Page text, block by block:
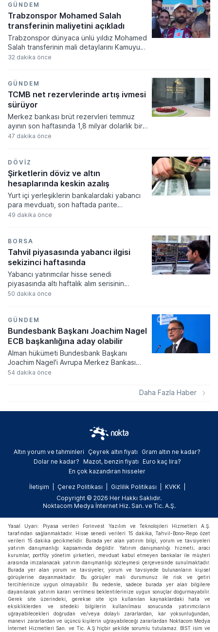
GÜNDEM
Trabzonspor Mohamed Salah
transferinin maliyetini açıkladı
Trabzonspor dünyaca ünlü yıldız Mohamed
Salah transferinin mali detaylarını Kamuyu
Aydınlatma Platformu üzerinden duyurdu.
ücret, imza parası ve mağaza satışlarından
verilecek paylar resmiyet kazandı.
32 dakika önce
GÜNDEM
TCMB net rezervlerinde artış ivmesi
sürüyor
Merkez bankası brüt rezervleri temmuz
ayının son haftasında 1,8 milyar dolarlık bir
artış kaydederek 164,4 milyar dolar
hariç net rezervlerde de yukarı yönlü ivme
devam etti.
47 dakika önce
DÖVIZ
Şirketlerin döviz ve altın
hesaplarında keskin azalış
Yurt içi yerleşiklerin bankalardaki yabancı
para mevduatı, son haftada parite
etkisinden arındırılmış verilerle 3 milyar 548
toplam büyüklüğü 223 milyar 80 milyon
dolar seviyesinden 220 milyar 346 milyon
dolar seviyesine indi.
49 dakika önce
BORSA
Tahvil piyasasında yabancı ilgisi
sekizinci haftasında
Yabancı yatırımcılar hisse senedi
piyasasında altı haftalık alım serisinin
ardından satış tarafına geçerken, tahvil
verilerine göre piyasalarda sermaye
hareketliliği devam ediyor.
50 dakika önce
GÜNDEM
Bundesbank Başkanı Joachim Nagel
ECB başkanlığına aday olabilir
Alman hükümeti Bundesbank Başkanı
Joachim Nagel'i Avrupa Merkez Bankası
liderliği için aday göstermeye hazırlanıyor.
54 dakika önce
Daha Fazla Haber
Altın yorum ve tahminleri Çeyrek altın fiyatı
Gram altın ne kadar?
Dolar ne kadar?
Mazot, benzin fiyatı
Euro kaç lira?
En çok kazandıran hisseler
İletişim Çerez Politikası Gizlilik Politikası
KVKK
Copyright © 2026 Her Hakkı Saklıdır.
Noktacom Medya İnternet Hiz. San. ve Tic. A.Ş.
Yasal Uyarı: Piyasa verileri Forinvest Yazılım ve Teknolojileri Hizmetleri A.Ş.
tarafından sağlanmaktadır. Hisse senedi verileri 15 dakika, Tahvil-Bono-Repo özet
verileri 15 dakika gecikmelidir. Burada yer alan yatırım bilgi, yorum ve tavsiyeleri
yatırım danışmanlığı kapsamında değildir. Yatırım danışmanlığı hizmeti; aracı
kurumlar, portföy yönetim şirketleri, mevduat kabul etmeyen bankalar ile müşteri
arasında imzalanacak yatırım danışmanlığı sözleşmesi çerçevesinde sunulmaktadır.
Burada yer alan yorum ve tavsiyeler, yorum ve tavsiyede bulunanların kişisel
görüşlerine dayanmaktadır. Bu görüşler mali durumunuz ile risk ve getiri
tercihlerinize uygun olmayabilir. Bu nedenle, sadece burada yer alan bilgilere
dayanılarak yatırım kararı verilmesi beklentilerinize uygun sonuçlar doğurmayabilir.
Gerek site üzerindeki, gerekse site için kullanılan kaynaklardaki hata ve
eksikliklerden ve sitedeki bilgilerin kullanılması sonucunda yatırımcıların
uğrayabilecekleri doğrudan ve/veya dolaylı zararlardan, kar yoksunluğundan,
manevi zararlardan ve üçüncü kişilerin uğrayabileceği zararlardan Noktacom Medya
İnternet Hizmetleri San. ve Tic. A.Ş hiçbir şekilde sorumlu tutulamaz. BİST isim ve